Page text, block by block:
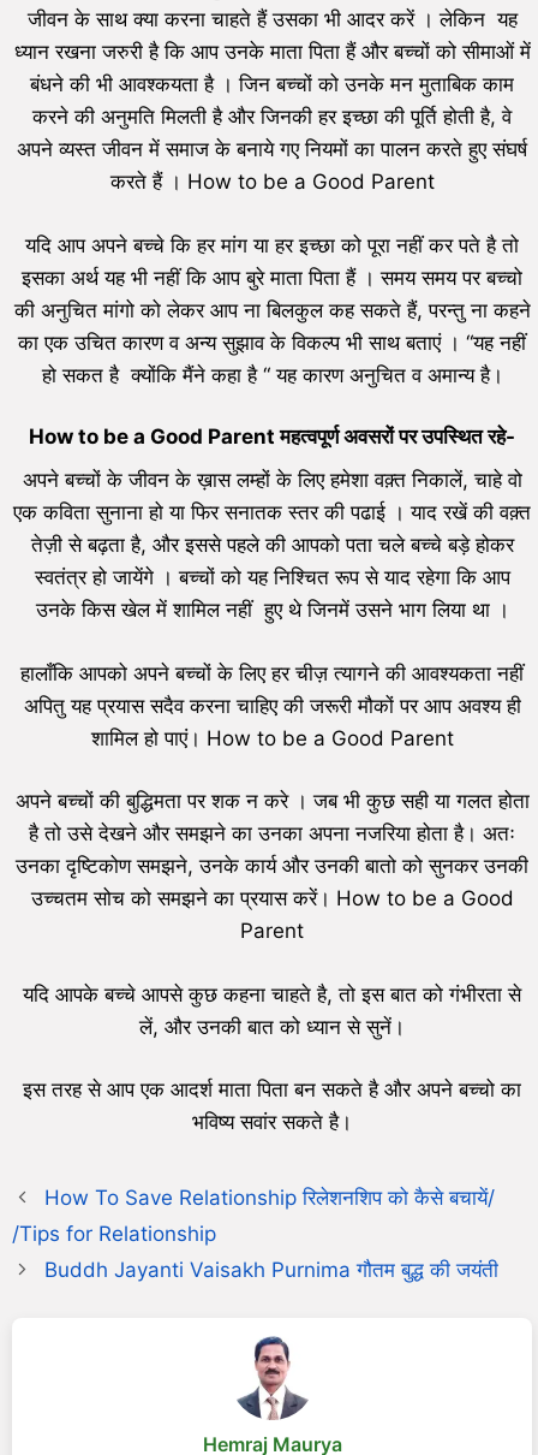
जीवन के साथ क्या करना चाहते हैं उसका भी आदर करें । लेकिन यह
ध्यान रखना जरुरी है कि आप उनके माता पिता हैं और बच्चों को सीमाओं में
बंधने की भी आवश्कयता है । जिन बच्चों को उनके मन मुताबिक काम
करने की अनुमति मिलती है और जिनकी हर इच्छा की पूर्ति होती है, वे
अपने व्यस्त जीवन में समाज के बनाये गए नियमों का पालन करते हुए संघर्ष
करते हैं । How to be a Good Parent
यदि आप अपने बच्चे कि हर मांग या हर इच्छा को पूरा नहीं कर पते है तो
इसका अर्थ यह भी नहीं कि आप बुरे माता पिता हैं । समय समय पर बच्चो
की अनुचित मांगो को लेकर आप ना बिलकुल कह सकते हैं, परन्तु ना कहने
का एक उचित कारण व अन्य सुझाव के विकल्प भी साथ बताएं । “यह नहीं
हो सकत है क्योंकि मैंने कहा है “ यह कारण अनुचित व अमान्य है।
How to be a Good Parent महत्वपूर्ण अवसरों पर उपस्थित रहे-
अपने बच्चों के जीवन के ख़ास लम्हों के लिए हमेशा वक़्त निकालें, चाहे वो
एक कविता सुनाना हो या फिर सनातक स्तर की पढाई । याद रखें की वक़्त
तेज़ी से बढ़ता है, और इससे पहले की आपको पता चले बच्चे बड़े होकर
स्वतंत्र हो जायेंगे । बच्चों को यह निश्चित रूप से याद रहेगा कि आप
उनके किस खेल में शामिल नहीं हुए थे जिनमें उसने भाग लिया था ।
हालाँकि आपको अपने बच्चों के लिए हर चीज़ त्यागने की आवश्यकता नहीं
अपितु यह प्रयास सदैव करना चाहिए की जरूरी मौकों पर आप अवश्य ही
शामिल हो पाएं। How to be a Good Parent
अपने बच्चों की बुद्धिमता पर शक न करे । जब भी कुछ सही या गलत होता
है तो उसे देखने और समझने का उनका अपना नजरिया होता है। अतः
उनका दृष्टिकोण समझने, उनके कार्य और उनकी बातो को सुनकर उनकी
उच्चतम सोच को समझने का प्रयास करें। How to be a Good
Parent
यदि आपके बच्चे आपसे कुछ कहना चाहते है, तो इस बात को गंभीरता से
लें, और उनकी बात को ध्यान से सुनें।
इस तरह से आप एक आदर्श माता पिता बन सकते है और अपने बच्चो का
भविष्य सवांर सकते है।
How To Save Relationship रिलेशनशिप को कैसे बचायें/
/Tips for Relationship
Buddh Jayanti Vaisakh Purnima गौतम बुद्ध की जयंती
Hemraj Maurya